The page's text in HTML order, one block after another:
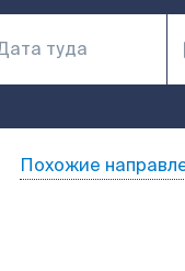
Похожие